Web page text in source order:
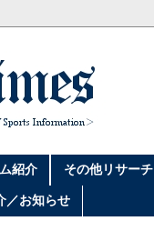
紹介 その他リサーチ
／お知らせ